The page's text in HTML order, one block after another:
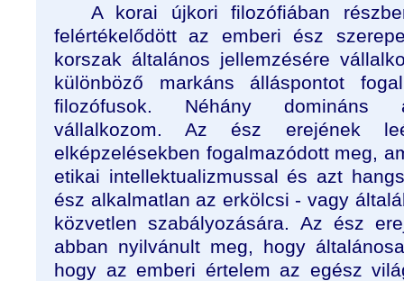
A korai újkori filozófiában
felértékelődött az emberi ész
korszak általános jellemzésére
különböző markáns álláspontot
filozófusok. Néhány domináns
vállalkozom. Az ész erejének
elképzelésekben fogalmazódott meg,
etikai intellektualizmussal és azt
ész alkalmatlan az erkölcsi - vagy
közvetlen szabályozására. Az ész
abban nyilvánult meg, hogy
hogy az emberi értelem az egész